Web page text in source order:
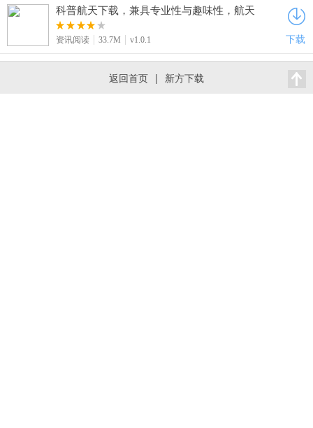
科普航天下载，兼具专业性与趣味性，航天
爱好者必备
资讯阅读 33.7M v1.0.1 下载
返回首页 | 新方下载